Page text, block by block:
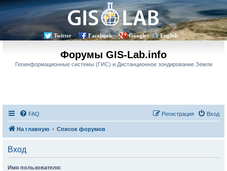
Twitter Facebook Google+ English
Форумы GIS-Lab.info
Геоинформационные системы (ГИС) и Дистанционное зондирование Земли
FAQ Вход
Регистрация
На главную Список форумов
Вход
Имя пользователя: